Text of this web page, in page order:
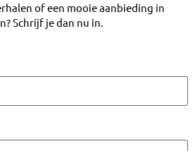
of een mooie aanbieding in
Schrijf je dan nu in.